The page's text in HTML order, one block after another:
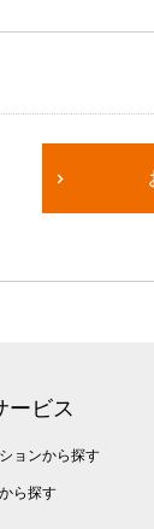
ービス
ョンから探す
ら探す